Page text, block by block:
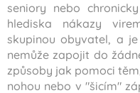
seniory nebo
hlediska nákazy
skupinou obyvatel, a
nemůže zapojit do
způsoby jak pomoci
nohou nebo v "šicím"